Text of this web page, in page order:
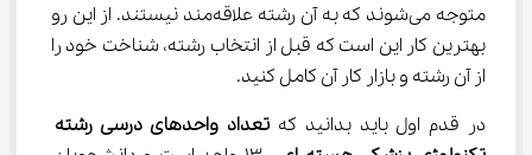
متوجه می‌شوند که به آن رشته علاقه‌مند نیستند. از این رو
بهترین کار این است که قبل از انتخاب رشته، شناخت خود را
از آن رشته و بازار کار آن کامل کنید.
در قدم اول باید بدانید که تعداد واحدهای درسی رشته